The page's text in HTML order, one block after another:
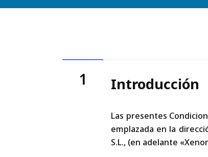
1 Introducción
Las presentes
emplazada en la
S.L., (en adelante